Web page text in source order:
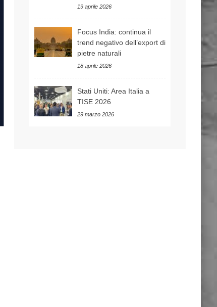
19 aprile 2026
Focus India: continua il
trend negativo dell’export di
pietre naturali
18 aprile 2026
Stati Uniti: Area Italia a
TISE 2026
29 marzo 2026